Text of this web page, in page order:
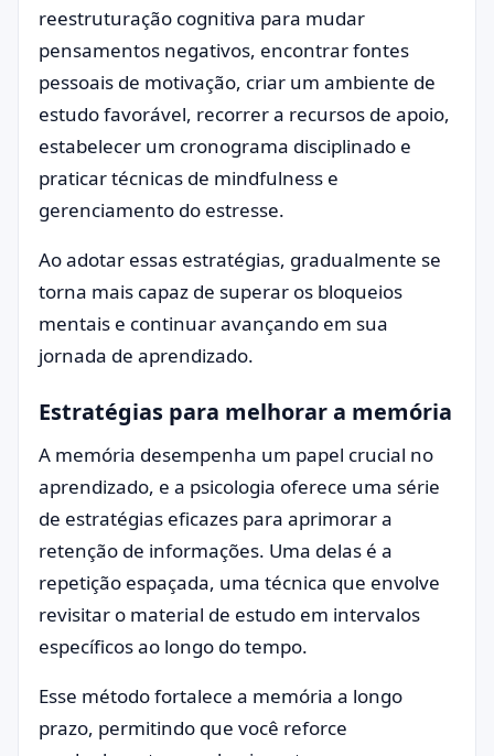
reestruturação cognitiva para mudar
pensamentos negativos, encontrar fontes
pessoais de motivação, criar um ambiente de
estudo favorável, recorrer a recursos de apoio,
estabelecer um cronograma disciplinado e
praticar técnicas de mindfulness e
gerenciamento do estresse.
Ao adotar essas estratégias, gradualmente se
torna mais capaz de superar os bloqueios
mentais e continuar avançando em sua
jornada de aprendizado.
Estratégias para melhorar a memória
A memória desempenha um papel crucial no
aprendizado, e a psicologia oferece uma série
de estratégias eficazes para aprimorar a
retenção de informações. Uma delas é a
repetição espaçada, uma técnica que envolve
revisitar o material de estudo em intervalos
específicos ao longo do tempo.
Esse método fortalece a memória a longo
prazo, permitindo que você reforce